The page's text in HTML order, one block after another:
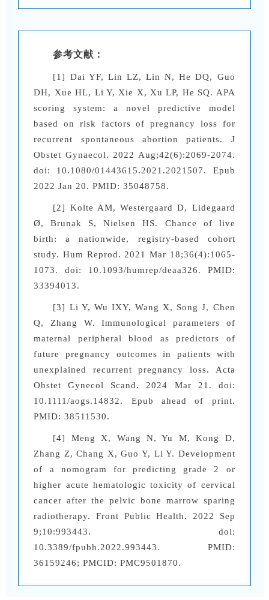
参考文献：
[1] Dai YF, Lin LZ, Lin N, He DQ, Guo
DH, Xue HL, Li Y, Xie X, Xu LP, He SQ. APA
scoring system: a novel predictive model
based on risk factors of pregnancy loss for
recurrent spontaneous abortion patients. J
Obstet Gynaecol. 2022 Aug;42(6):2069-2074.
doi: 10.1080/01443615.2021.2021507. Epub
2022 Jan 20. PMID: 35048758.
[2] Kolte AM, Westergaard D, Lidegaard
Ø, Brunak S, Nielsen HS. Chance of live
birth: a nationwide, registry-based cohort
study. Hum Reprod. 2021 Mar 18;36(4):1065-
1073. doi: 10.1093/humrep/deaa326. PMID:
33394013.
[3] Li Y, Wu IXY, Wang X, Song J, Chen
Q, Zhang W. Immunological parameters of
maternal peripheral blood as predictors of
future pregnancy outcomes in patients with
unexplained recurrent pregnancy loss. Acta
Obstet Gynecol Scand. 2024 Mar 21. doi:
10.1111/aogs.14832. Epub ahead of print.
PMID: 38511530.
[4] Meng X, Wang N, Yu M, Kong D,
Zhang Z, Chang X, Guo Y, Li Y. Development
of a nomogram for predicting grade 2 or
higher acute hematologic toxicity of cervical
cancer after the pelvic bone marrow sparing
radiotherapy. Front Public Health. 2022 Sep
9;10:993443. doi:
10.3389/fpubh.2022.993443. PMID:
36159246; PMCID: PMC9501870.